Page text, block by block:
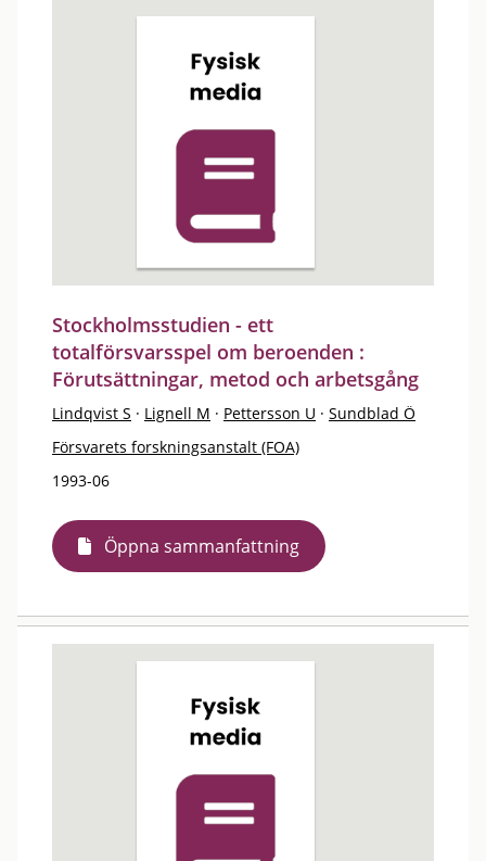
Stockholmsstudien - ett
totalförsvarsspel om beroenden :
Förutsättningar, metod och arbetsgång
Lindqvist S · Lignell M · Pettersson U · Sundblad Ö
Försvarets forskningsanstalt (FOA)
1993-06
Öppna sammanfattning